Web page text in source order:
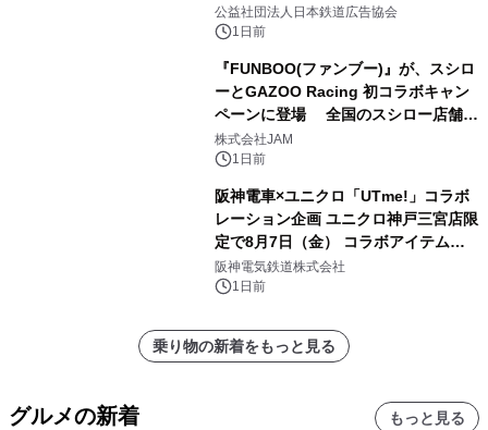
もに。
公益社団法人日本鉄道広告協会
1日前
『FUNBOO(ファンブー)』が、スシロ
ーとGAZOO Racing 初コラボキャン
ペーンに登場 全国のスシロー店舗で
GR 4車種の FUNBOO(ミニカー)付き
メニューが展開されます
株式会社JAM
1日前
阪神電車×ユニクロ「UTme!」コラボ
レーション企画 ユニクロ神戸三宮店限
定で8月7日（金） コラボアイテムが
発売決定！
阪神電気鉄道株式会社
1日前
乗り物の新着をもっと見る
グルメの新着 もっと見る